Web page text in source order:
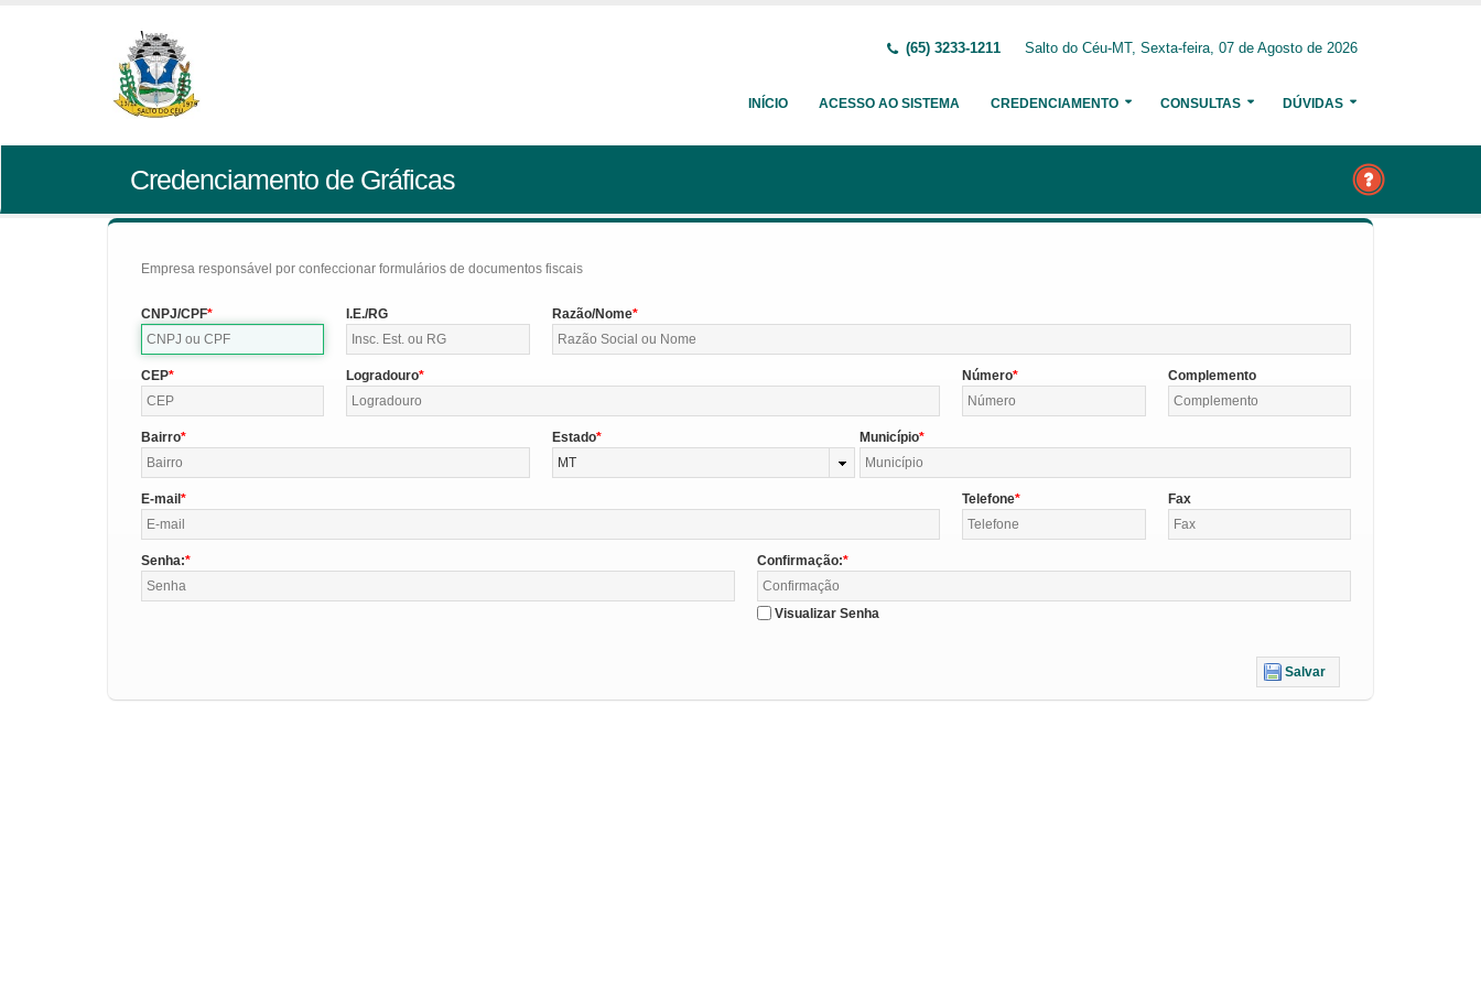
(65) 3233-1211 Salto do Céu-MT, Sexta-feira, 07 de Agosto de 2026
INÍCIO ACESSO AO SISTEMA CREDENCIAMENTO CONSULTAS DÚVIDAS
Credenciamento de Gráficas
Empresa responsável por confeccionar formulários de documentos fiscais
CNPJ/CPF I.E./RG Razão/Nome
CEP Logradouro Número Complemento
Bairro
Estado
MT
Município
E-mail Telefone Fax
Senha: Confirmação:
Visualizar Senha
Salvar